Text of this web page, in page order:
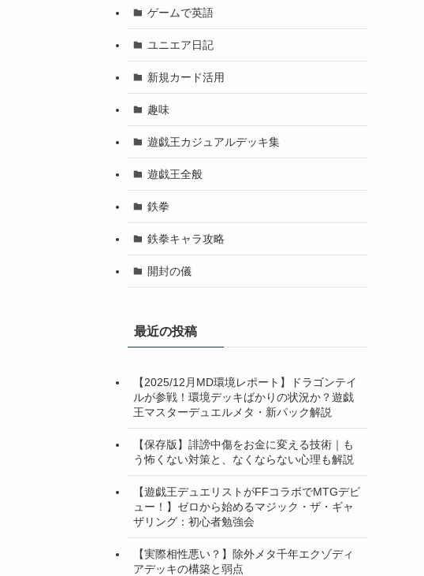
ゲームで英語
ユニエア日記
新規カード活用
趣味
遊戯王カジュアルデッキ集
遊戯王全般
鉄拳
鉄拳キャラ攻略
開封の儀
最近の投稿
【2025/12月MD環境レポート】ドラゴンテイ
ルが参戦！環境デッキばかりの状況か？遊戯
王マスターデュエルメタ・新パック解説
【保存版】誹謗中傷をお金に変える技術｜も
う怖くない対策と、なくならない心理も解説
【遊戯王デュエリストがFFコラボでMTGデビ
ュー！】ゼロから始めるマジック・ザ・ギャ
ザリング：初心者勉強会
【実際相性悪い？】除外メタ千年エクゾディ
アデッキの構築と弱点